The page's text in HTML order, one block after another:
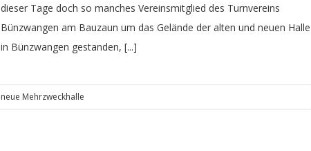
dieser Tage doch so manches Vereinsmitglied des Turnvereins
Bünzwangen am Bauzaun um das Gelände der alten und neuen Halle
in Bünzwangen gestanden, [...]
neue Mehrzweckhalle